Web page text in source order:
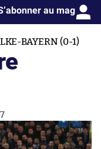
au mag
BAYERN (0-1)